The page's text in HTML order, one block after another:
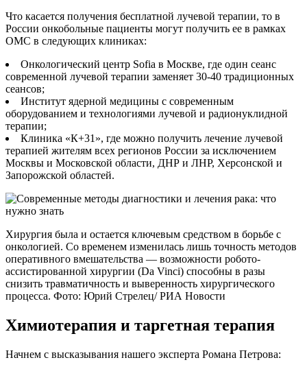
Что касается получения бесплатной лучевой терапии, то в
России онкобольные пациенты могут получить ее в рамках
ОМС в следующих клиниках:
Онкологический центр Sofia в Москве, где один сеанс
современной лучевой терапии заменяет 30-40 традиционных
сеансов;
Институт ядерной медицины с современным
оборудованием и технологиями лучевой и радионуклидной
терапии;
Клиника «К+31», где можно получить лечение лучевой
терапией жителям всех регионов России за исключением
Москвы и Московской области, ДНР и ЛНР, Херсонской и
Запорожской областей.
Хирургия была и остается ключевым средством в борьбе с
онкологией. Со временем изменилась лишь точность методов
оперативного вмешательства — возможности робото-
ассистированной хирургии (Da Vinci) способны в разы
снизить травматичность и выверенность хирургического
процесса. Фото: Юрий Стрелец/ РИА Новости
Химиотерапия и таргетная терапия
Начнем с высказывания нашего эксперта Романа Петрова: